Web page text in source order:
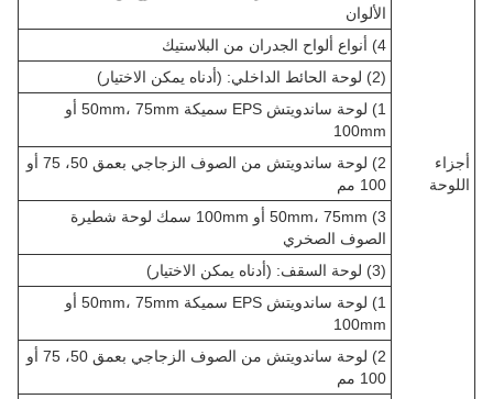
أجزاء
اللوحة
الألوان
4) أنواع ألواح الجدران من البلاستيك
(2) لوحة الحائط الداخلي: (أدناه يمكن الاختيار)
1) لوحة ساندويتش EPS سميكة 50mm، 75mm أو
100mm
2) لوحة ساندويتش من الصوف الزجاجي بعمق 50، 75 أو
100 مم
3) 50mm، 75mm أو 100mm سمك لوحة شطيرة
الصوف الصخري
(3) لوحة السقف: (أدناه يمكن الاختيار)
1) لوحة ساندويتش EPS سميكة 50mm، 75mm أو
100mm
2) لوحة ساندويتش من الصوف الزجاجي بعمق 50، 75 أو
100 مم